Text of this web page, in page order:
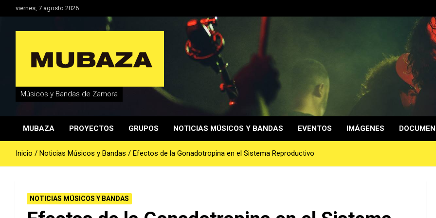
al
viernes, 7 agosto 2026
Músicos y Bandas de Zamora
MUBAZA PROYECTOS GRUPOS NOTICIAS MÚSICOS Y BANDAS EVENTOS IMÁGENES
Inicio Noticias Músicos y Bandas Efectos de la Gonadotropina en el Sistema Reproductivo
NOTICIAS MÚSICOS Y BANDAS